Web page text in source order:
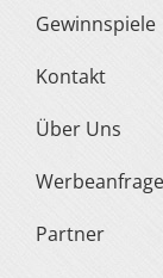
Gewinnspiele
Kontakt
Über Uns
Partner